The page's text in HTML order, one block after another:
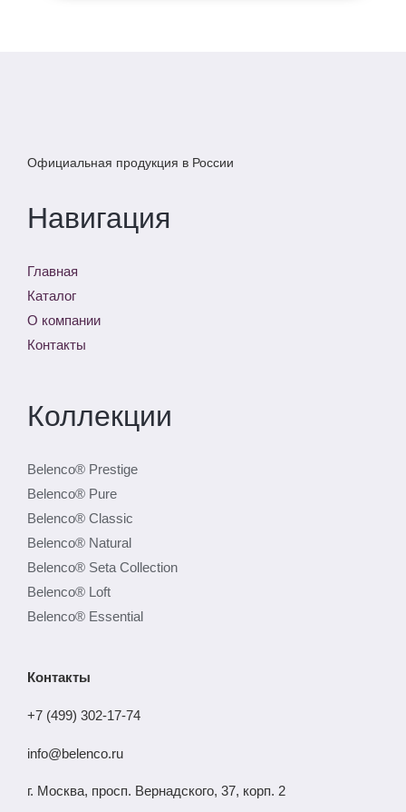
Официальная продукция в России
Навигация
Главная
Каталог
О компании
Контакты
Коллекции
Belenco® Prestige
Belenco® Pure
Belenco® Classic
Belenco® Natural
Belenco® Seta Collection
Belenco® Loft
Belenco® Essential
Контакты
+7 (499) 302-17-74
info@belenco.ru
г. Москва, просп. Вернадского, 37, корп. 2